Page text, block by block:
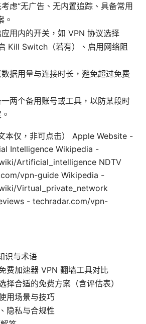
虑“无广告、无内置追踪、具备常用
。
用内的开关，如 VPN 协议选择
Kill Switch（若有）、启用网络阻
据用量与连接时长，避免超过免费
两个备用账号或工具，以防某段时
本仅，非可点击） Apple Website -
Intelligence Wikipedia -
Artificial_intelligence NDTV
vpn-guide Wikipedia -
Virtual_private_network
- techradar.com/vpn-
识与术语
费加速器 VPN 翻墙工具对比
择合适的免费方案（含评估表）
用场景与技巧
隐私与合规性